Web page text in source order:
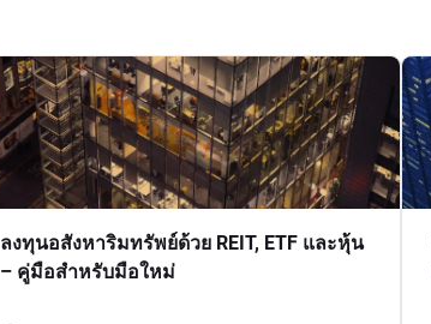
ลงทุนอสังหาริมทรัพย์ด้วย REIT, ETF และหุ้น
– คู่มือสำหรับมือใหม่